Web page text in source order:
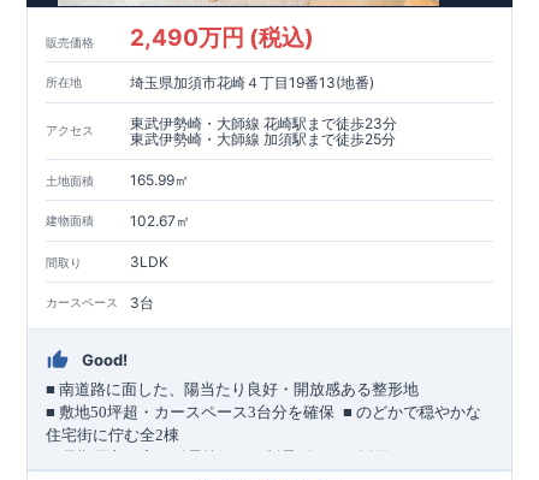
販売価格 2,490万円 (税込)
所在地 埼玉県加須市花崎４丁目19番13(地番)
アクセス
東武伊勢崎・大師線 花崎駅まで徒歩23分
東武伊勢崎・大師線 加須駅まで徒歩25分
土地面積 165.99㎡
建物面積 102.67㎡
間取り 3LDK
カースペース 3台
Good!
■南道路に面した、陽当たり良好・開放感ある整形地
■敷地50坪超・カースペース3台分を確保 ​■のどかで穏やかな
住宅街に佇む全2棟
（長期優良住宅／耐震等級３・制震ダンパー採用）